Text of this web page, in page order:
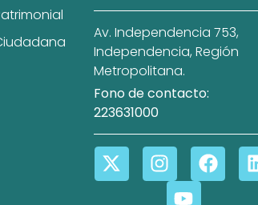
Av. Independencia 753,
Independencia, Región
Metropolitana.
Fono de contacto:
223631000